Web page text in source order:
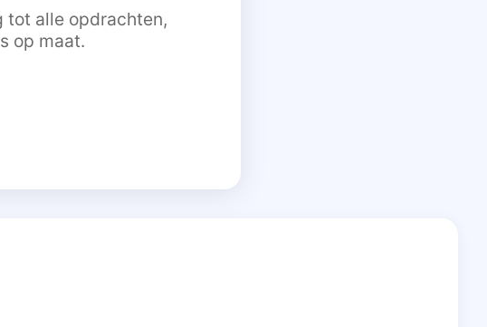
tot alle opdrachten,
op maat.